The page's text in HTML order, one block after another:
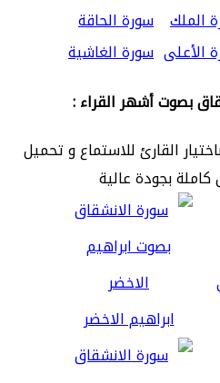
الملك سورة الحاقة
الأعلى سورة الغاشية
بصوت أشهر القراء :
القارئ للاستماع و تحميل
بجودة عالية
ابراهيم الاخضر